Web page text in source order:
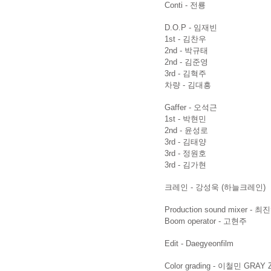
Conti - 전룡
D.O.P - 임재빈
1st - 김찬우
2nd - 박규태
2nd - 김준영
3rd - 김혁주
차량 - 김대흥
Gaffer - 오석근
1st - 박현민
2nd - 윤성로
3rd - 김태양
3rd - 정원호
3rd - 김가현
크레인 - 강성욱 (하늘크레인)
Production sound mixer - 최
Boom operator - 고현주
Edit - Daegyeonfilm
Color grading - 이철민 GRAY